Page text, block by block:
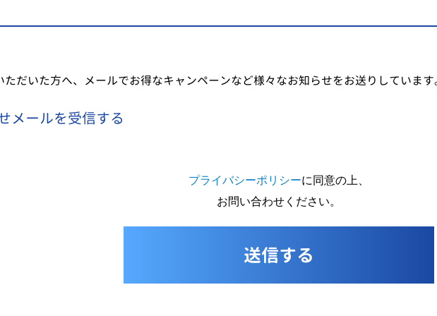
ただいた方へ、メールでお得なキャンペーンなど様々なお知らせをお送りしています
メールを受信する
プライバシーポリシーに同意の上、
お問い合わせください。